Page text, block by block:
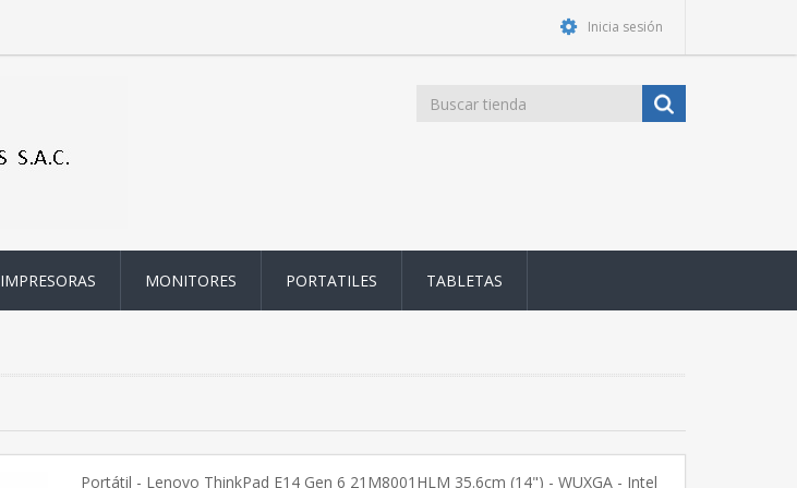
Inicia sesión
IMPRESORAS MONITORES PORTATILES TABLETAS
Portátil - Lenovo ThinkPad E14 Gen 6 21M8001HLM 35.6cm (14") - WUXGA - Intel